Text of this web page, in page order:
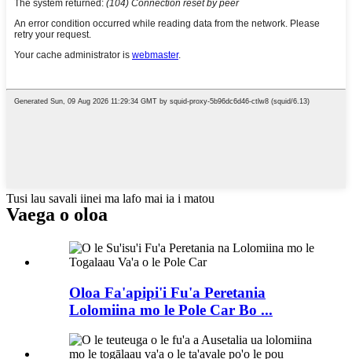
Tusi lau savali iinei ma lafo mai ia i matou
Vaega o oloa
Oloa Fa'apipi'i Fu'a Peretania
Lolomiina mo le Pole Car Bo ...